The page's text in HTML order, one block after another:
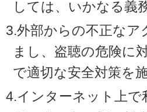
しては、いかなる義
3.外部からの不正な
まし、盗聴の危険に
で適切な安全対策を
4.インターネット上で